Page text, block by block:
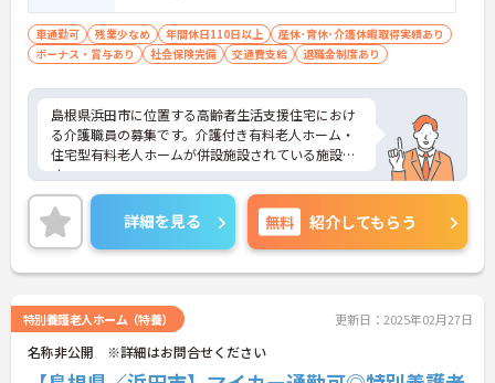
車通勤可 残業少なめ 年間休日110日以上
産休･育休･介護休暇取得実績あり
ボーナス・賞与あり
社会保険完備 交通費支給 退職金制度あり
島根県浜田市に位置する高齢者生活支援住宅におけ
る介護職員の募集です。介護付き有料老人ホーム・
住宅型有料老人ホームが併設施設されている施設で
す。
年間休日が113日もあり、プライベートを大切にし
ながらご勤務いただけます。また、育児休業取得実
績があり、子育て世代の方も安心してご勤務いただ
けます。
ご興味のある方には、面接対策ポイントなど、さら
さい！
詳細を見る 無料 紹介してもらう
特別養護老人ホーム（特養） 更新日：2025年02月27日
名称非公開 ※詳細はお問合せください